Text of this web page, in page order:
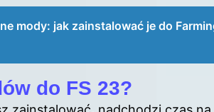
mody: jak zainstalować je do
do FS 23?